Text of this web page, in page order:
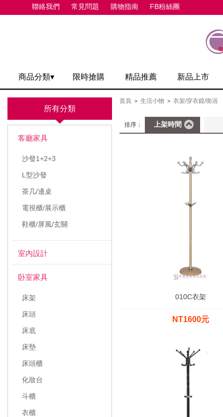
聯絡我們 常見問題 購物指南 FB粉絲團
商品分類▾ 限時搶購 精品推薦 新品上市
所有分類
客廳家具
沙發1+2+3
L型沙發
茶几/邊桌
電視櫃/展示櫃
鞋櫃/屏風/玄關
室內設計
卧室家具
床架
床頭
床底
床墊
床頭櫃
化妝台
斗櫃
衣櫃
首頁 > 生活小物 > 衣架/穿衣鏡/衛浴
排序： 上架時間
010C衣架
NT1600元